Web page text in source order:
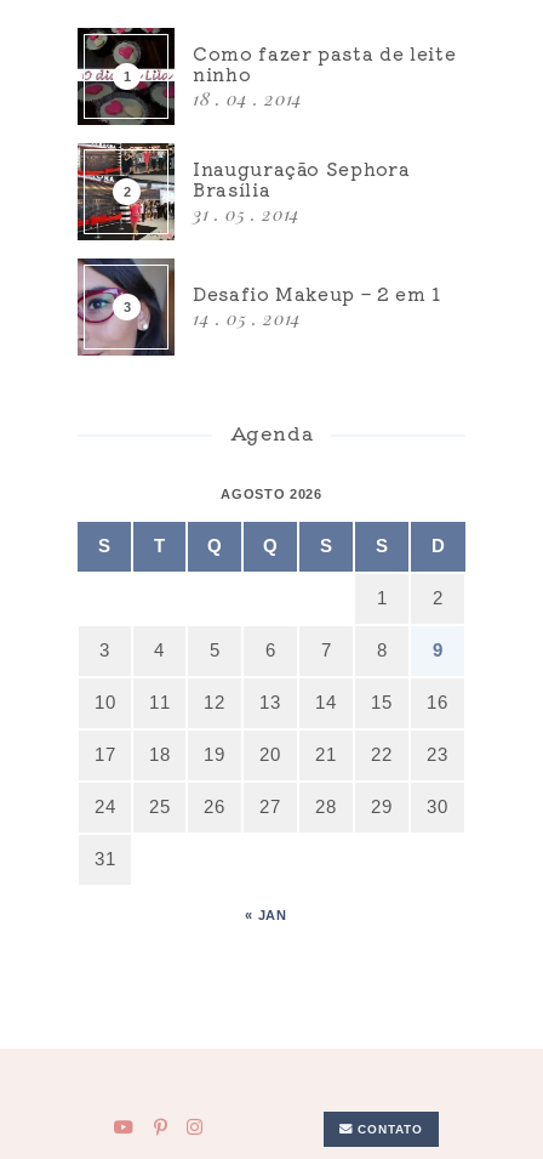
Como fazer pasta de leite
ninho
18 . 04 . 2014
Inauguração Sephora
Brasília
31 . 05 . 2014
Desafio Makeup – 2 em 1
14 . 05 . 2014
Agenda
AGOSTO 2026
S T Q Q S S D
1 2
3 4 5 6 7 8 9
10 11 12 13 14 15 16
17 18 19 20 21 22 23
24 25 26 27 28 29 30
31
« JAN
CONTATO